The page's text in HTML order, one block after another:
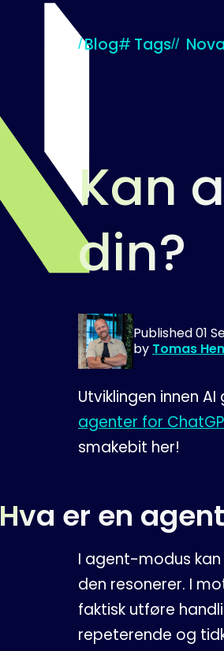
Blog# Tags
Kan
din?
Published01
by Tomas
Utviklingen innen
agenter for
smakebit her!
Hva er en
I agent-modus
den resonerer. I
faktisk utføre
repeterende og